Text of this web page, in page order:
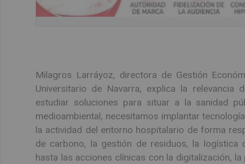
Milagros Larráyoz, directora de Gestión
Universitario de Navarra, explica la relevancia
estudiar soluciones para situar a la sanidad
medioambiental, necesitamos implantar
la actividad del entorno hospitalario de forma
de carbono, la gestión de residuos, la logística
hasta las acciones clínicas con la digitalización,